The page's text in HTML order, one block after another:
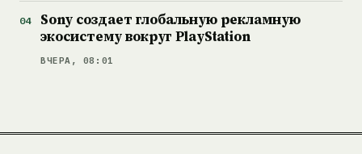
Sony создает глобальную рекламную
экосистему вокруг PlayStation
ВЧЕРА, 08:01